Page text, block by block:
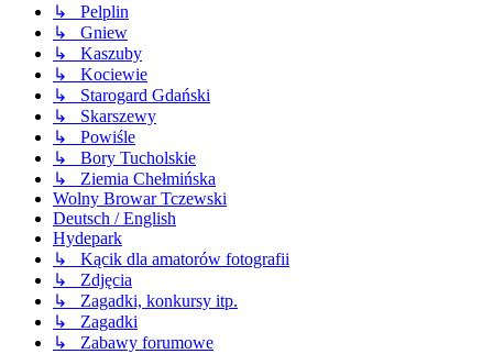
↳ Pelplin
↳ Gniew
↳ Kaszuby
↳ Kociewie
↳ Starogard Gdański
↳ Skarszewy
↳ Powiśle
↳ Bory Tucholskie
↳ Ziemia Chełmińska
Wolny Browar Tczewski
Deutsch / English
Hydepark
↳ Kącik dla amatorów fotografii
↳ Zdjęcia
↳ Zagadki, konkursy itp.
↳ Zagadki
↳ Zabawy forumowe